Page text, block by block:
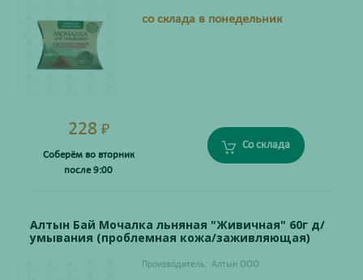
со склада в понедельник
228 ₽
Соберём во вторник
после 9:00
Со склада
Алтын Бай Мочалка льняная "Живичная" 60г д/
умывания (проблемная кожа/заживляющая)
Производитель: Алтын ООО